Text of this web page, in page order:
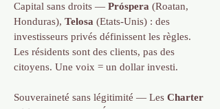
Capital sans droits — Próspera (Roatan,
Honduras), Telosa (Etats-Unis) : des
investisseurs privés définissent les règles.
Les résidents sont des clients, pas des
citoyens. Une voix = un dollar investi.
Souveraineté sans légitimité — Les Charter